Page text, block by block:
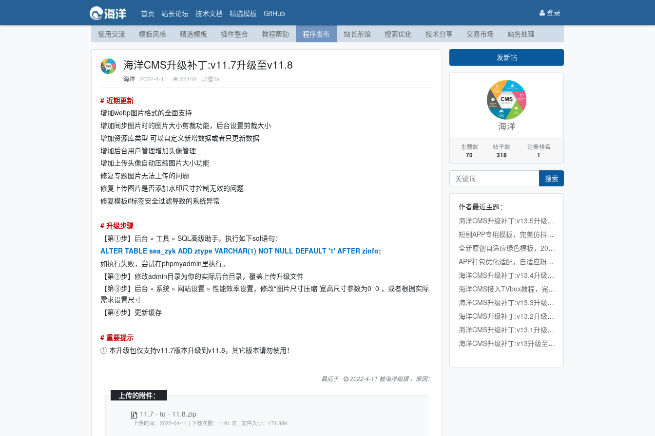
首页 站长论坛 技术文档 精选模板 GitHub 登录
使用交流 模板风格 精选模板 插件整合 教程帮助 程序发布 站长茶馆 搜索优化 技术分享 交易市场 站务处理
海洋CMS升级补丁:v11.7升级至v11.8
海洋 2022-4-11 25149 只看Ta
# 近期更新
增加webp图片格式的全面支持
增加同步图片时的图片大小剪裁功能，后台设置剪裁大小
增加资源库类型 可以自定义新增数据或者只更新数据
增加后台用户管理增加头像管理
增加上传头像自动压缩图片大小功能
修复专题图片无法上传的问题
修复上传图片是否添加水印尺寸控制无效的问题
修复模板if标签安全过滤导致的系统异常
# 升级步骤
【第①步】后台 » 工具 » SQL高级助手，执行如下sql语句：
ALTER TABLE sea_zyk ADD ztype VARCHAR(1) NOT NULL DEFAULT '1' AFTER zinfo;
如执行失败，尝试在phpmyadmin里执行。
【第②步】修改admin目录为你的实际后台目录，覆盖上传升级文件
【第③步】后台 » 系统 » 网站设置 » 性能效率设置，修改“图片尺寸压缩”宽高尺寸参数为0 0 ，或者根据实际
需求设置尺寸
【第④步】更新缓存
# 重要提示
① 本升级包仅支持v11.7版本升级到v11.8，其它版本请勿使用！
最后于 2022-4-11 被海洋编辑 ，原因：
上传的附件：
11.7 - to - 11.8.zip
· 上传时间：2022-04-11 | 下载次数：1191 次 | 文件大小：171.88K
发新帖
海洋
主题数
70
帖子数
318
注册排名
1
搜索
作者最近主题：
海洋CMS升级补丁:v13.5升级至v13.6
短剧APP专用模板，完美仿抖音竖屏短剧模板，滑动上下集，点赞收藏
全新原创自适应绿色模板，200K超小体积，加强版播放记录、搜索历史模块
APP打包优化适配，自适应粉色模板，小体积秒加载，模拟app动画效果，适合X
海洋CMS升级补丁:v13.4升级至v13.5
海洋CMS接入TVbox教程，完美适配TVbox，影视仓，OK影视等软件
海洋CMS升级补丁:v13.3升级至v13.4
海洋CMS升级补丁:v13.2升级至v13.3
海洋CMS升级补丁:v13.1升级至v13.2
海洋CMS升级补丁:v13升级至v13.1